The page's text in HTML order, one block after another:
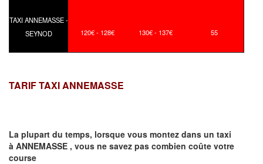
TAXI ANNEMASSE -
SEYNOD
120€ - 128€ 130€ - 137€ 55
TARIF TAXI ANNEMASSE
La plupart du temps, lorsque vous montez dans un taxi
à ANNEMASSE , vous ne savez pas combien coûte votre
course